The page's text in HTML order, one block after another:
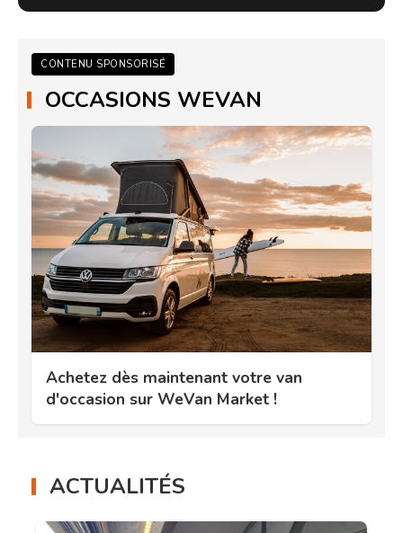
CONTENU SPONSORISÉ
OCCASIONS WEVAN
Achetez dès maintenant votre van
d'occasion sur WeVan Market !
ACTUALITÉS